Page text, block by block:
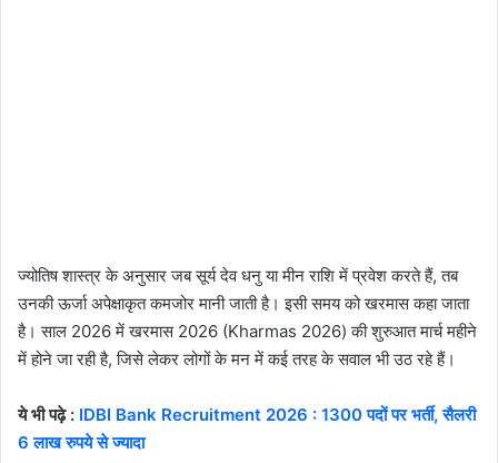
ज्योतिष शास्त्र के अनुसार जब सूर्य देव धनु या मीन राशि में प्रवेश करते हैं, तब
उनकी ऊर्जा अपेक्षाकृत कमजोर मानी जाती है। इसी समय को खरमास कहा जाता
है। साल 2026 में खरमास 2026 (Kharmas 2026) की शुरुआत मार्च महीने
में होने जा रही है, जिसे लेकर लोगों के मन में कई तरह के सवाल भी उठ रहे हैं।
ये भी पढ़े : IDBI Bank Recruitment 2026 : 1300 पदों पर भर्ती, सैलरी
6 लाख रुपये से ज्यादा